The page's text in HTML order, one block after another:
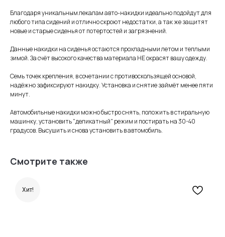
Благодаря уникальным лекалам авто-накидки идеально подойдут для
любого типа сидений и отлично скроют недостатки, а так же защитят
новые и старые сиденья от потертостей и загрязнений.
Данные накидки на сиденья остаются прохладными летом и теплыми
зимой. За счёт высокого качества материала НЕ окрасят вашу одежду.
Семь точек крепления, в сочетании с противоскользящей основой,
надёжно зафиксируют накидку. Установка и снятие займёт менее пяти
минут.
Автомобильные накидки можно быстро снять, положить в стиральную
машинку, установить "деликатный" режим и постирать на 30-40
градусов. Высушить и снова установить в автомобиль.
Смотрите также
Хит!